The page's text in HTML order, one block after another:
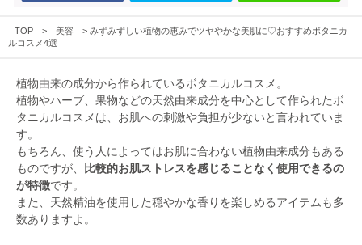
TOP > 美容 > みずみずしい植物の恵みでツヤやかな美肌に♡おすすめボタニカ
ルコスメ4選
植物由来の成分から作られているボタニカルコスメ。
植物やハーブ、果物などの天然由来成分を中心として作られたボ
タニカルコスメは、お肌への刺激や負担が少ないと言われていま
す。
もちろん、使う人によってはお肌に合わない植物由来成分もある
ものですが、
比較的お肌ストレスを感じることなく使用できるの
が特徴です。
また、天然精油を使用した穏やかな香りを楽しめるアイテムも多
数ありますよ。